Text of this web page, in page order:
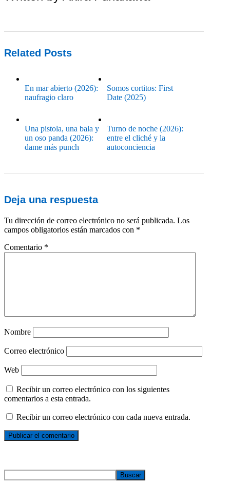
Related Posts
En mar abierto (2026):
naufragio claro
Somos cortitos: First
Date (2025)
Una pistola, una bala y
un oso panda (2026):
dame más punch
Turno de noche (2026):
entre el cliché y la
autoconciencia
Deja una respuesta
Tu dirección de correo electrónico no será publicada. Los
campos obligatorios están marcados con *
Comentario *
Nombre
Correo electrónico
Web
Recibir un correo electrónico con los siguientes
comentarios a esta entrada.
Recibir un correo electrónico con cada nueva entrada.